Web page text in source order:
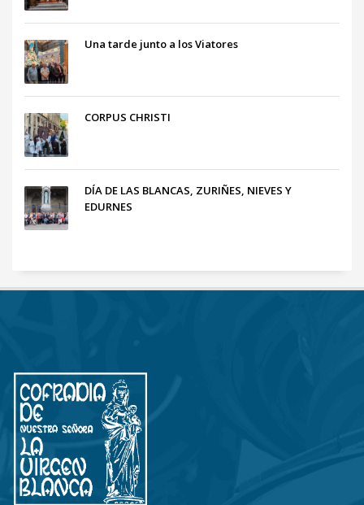
Una tarde junto a los Viatores
CORPUS CHRISTI
DÍA DE LAS BLANCAS, ZURIÑES, NIEVES Y
EDURNES